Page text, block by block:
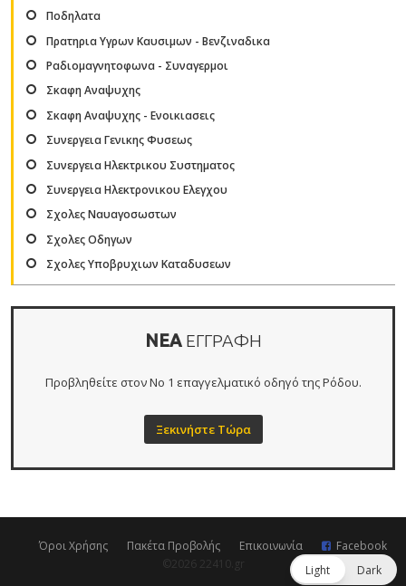
Ποδηλατα
Πρατηρια Υγρων Καυσιμων - Βενζιναδικα
Ραδιομαγνητοφωνα - Συναγερμοι
Σκαφη Αναψυχης
Σκαφη Αναψυχης - Ενοικιασεις
Συνεργεια Γενικης Φυσεως
Συνεργεια Ηλεκτρικου Συστηματος
Συνεργεια Ηλεκτρονικου Ελεγχου
Σχολες Ναυαγοσωστων
Σχολες Οδηγων
Σχολες Υποβρυχιων Καταδυσεων
ΝΕΑ ΕΓΓΡΑΦΗ
Προβληθείτε στον Νο 1 επαγγελματικό οδηγό της Ρόδου.
Ξεκινήστε Τώρα
Όροι Χρήσης Πακέτα Προβολής Επικοινωνία
Facebook
©2026 22410.gr
Light Dark